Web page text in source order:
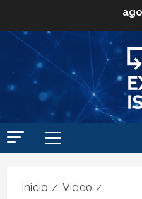
Inicio
Video